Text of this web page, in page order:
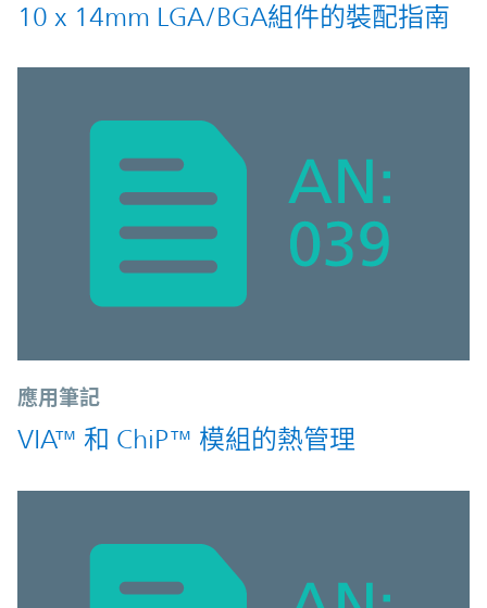
10 x 14mm LGA/BGA組件的裝配指南
應用筆記
VIA™ 和 ChiP™ 模組的熱管理